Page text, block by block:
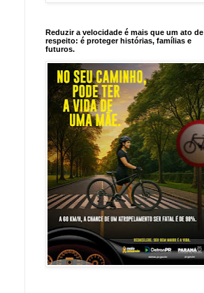
Reduzir a velocidade é mais que um ato de
respeito: é proteger histórias, famílias e
futuros.